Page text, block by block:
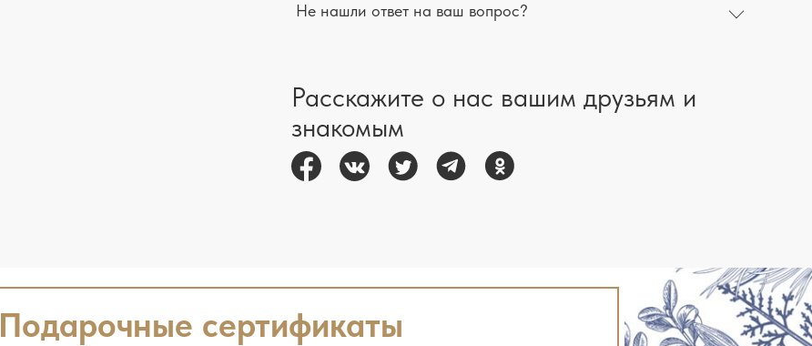
Не нашли ответ на ваш вопрос?
Расскажите о нас вашим друзьям и
знакомым
Подарочные сертификаты